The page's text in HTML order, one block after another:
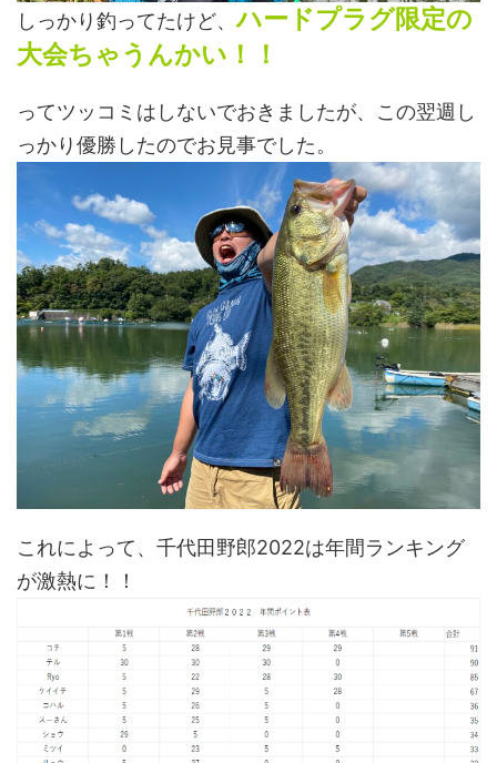
しっかり釣ってたけど、ハードプラグ限定の
大会ちゃうんかい！！
ってツッコミはしないでおきましたが、この翌週し
っかり優勝したのでお見事でした。
これによって、千代田野郎2022は年間ランキング
が激熱に！！